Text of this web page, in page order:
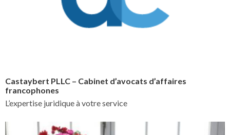
Castaybert PLLC – Cabinet d’avocats d’affaires
francophones
L’expertise juridique à votre service